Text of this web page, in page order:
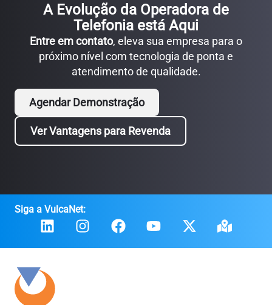
A Evolução da Operadora de
Telefonia está Aqui
Entre em contato, eleva sua empresa para o
próximo nível com tecnologia de ponta e
atendimento de qualidade.
Agendar Demonstração
Ver Vantagens para Revenda
Siga a VulcaNet: